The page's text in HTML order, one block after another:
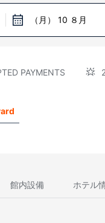
（月） 10 ８月
PAYMENTS
館内設備 ホテル